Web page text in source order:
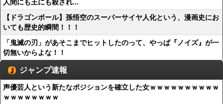
人間にも王にも殺され...
【ドラゴンボール】孫悟空のスーパーサイヤ人化という、漫画史にお
いても歴史的瞬間！！！
「鬼滅の刃」があそこまでヒットしたのって、やっぱ『ノイズ』が一
切無いからよな！！
ジャンプ速報
声優芸人という新たなポジションを確立した女ｗｗｗｗｗｗｗｗｗｗ
ｗｗｗｗｗｗｗｗ